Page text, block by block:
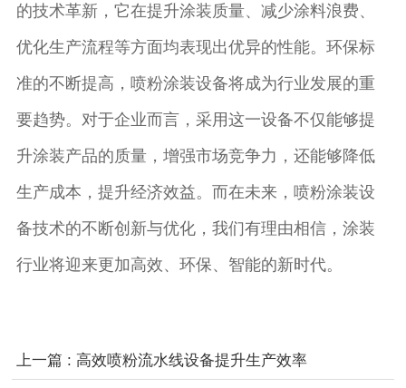
的技术革新，它在提升涂装质量、减少涂料浪费、
优化生产流程等方面均表现出优异的性能。环保标
准的不断提高，喷粉涂装设备将成为行业发展的重
要趋势。对于企业而言，采用这一设备不仅能够提
升涂装产品的质量，增强市场竞争力，还能够降低
生产成本，提升经济效益。而在未来，喷粉涂装设
备技术的不断创新与优化，我们有理由相信，涂装
行业将迎来更加高效、环保、智能的新时代。
上一篇 : 高效喷粉流水线设备提升生产效率